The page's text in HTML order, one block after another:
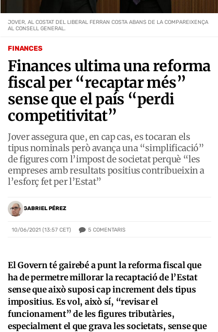
FINANCES
Finances ultima una reforma
fiscal per “recaptar més”
sense que el país “perdi
competitivitat”
Jover assegura que, en cap cas, es tocaran els
tipus nominals però avança una “simplificació”
de figures com l’impost de societat perquè “les
empreses amb resultats positius contribueixin a
l’esforç fet per l’Estat”
GABRIEL PÉREZ
10/06/2021 (13:57 CET) 5 COMENTARIS
JOVER, AL COSTAT DEL LIBERAL FERRAN COSTA ABANS DE LA COMPAREIXENÇA
AL CONSELL GENERAL.
El Govern té gairebé a punt la reforma fiscal que
ha de permetre millorar la recaptació de l’Estat
sense que això suposi cap increment dels tipus
impositius. Es vol, això sí, “revisar el
funcionament” de les figures tributàries,
especialment el que grava les societats, sense que